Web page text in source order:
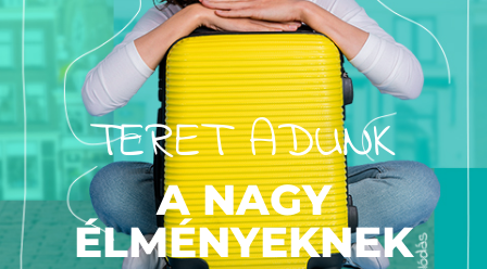
TERET ADUNK
A NAGY
ÉLMÉNYEKNEK